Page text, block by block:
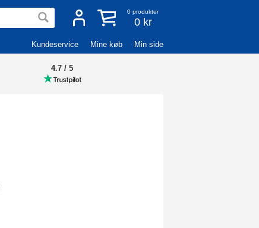
0 produkter
0 kr
Kundeservice Mine køb Min side
4.7 / 5